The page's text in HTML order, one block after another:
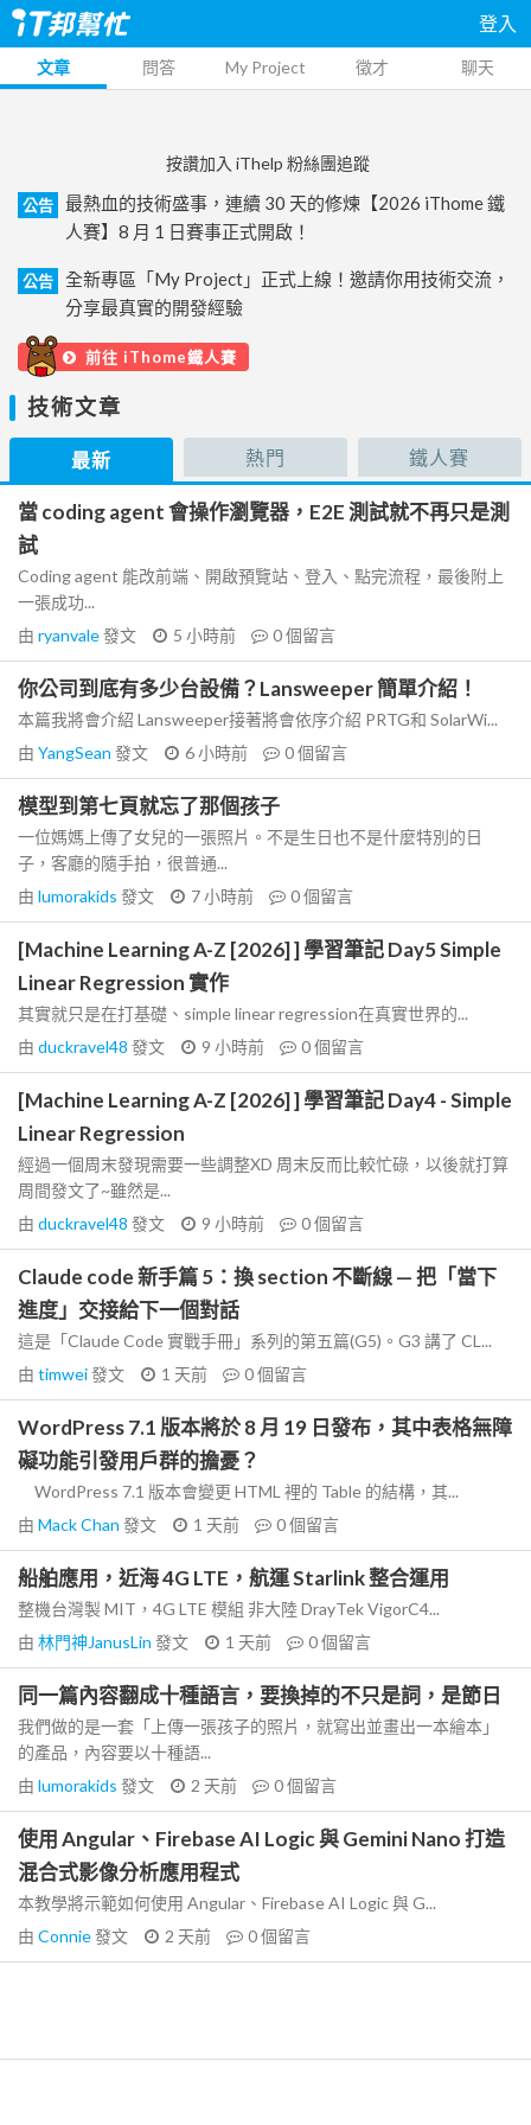
登入
文章 問答 My Project 徵才 聊天
按讚加入 iThelp 粉絲團追蹤
公告
最熱血的技術盛事，連續 30 天的修煉【2026 iThome 鐵
人賽】8 月 1 日賽事正式開啟！
公告
全新專區「My Project」正式上線！邀請你用技術交流，
分享最真實的開發經驗
前往 iThome鐵人賽
技術文章
最新 熱門 鐵人賽
當 coding agent 會操作瀏覽器，E2E 測試就不再只是測
試
Coding agent 能改前端、開啟預覽站、登入、點完流程，最後附上
一張成功...
由 ryanvale發文 5 小時前 0個留言
你公司到底有多少台設備？Lansweeper 簡單介紹！
本篇我將會介紹 Lansweeper接著將會依序介紹 PRTG和 SolarWi...
由 YangSean 發文 6 小時前 0個留言
模型到第七頁就忘了那個孩子
一位媽媽上傳了女兒的一張照片。不是生日也不是什麼特別的日
子，客廳的隨手拍，很普通...
由 lumorakids 發文 7 小時前 0個留言
[Machine Learning A-Z [2026] ] 學習筆記 Day5 Simple
Linear Regression 實作
其實就只是在打基礎、simple linear regression在真實世界的...
由 duckravel48 發文 9 小時前 0個留言
[Machine Learning A-Z [2026] ] 學習筆記 Day4 - Simple
Linear Regression
經過一個周末發現需要一些調整XD 周末反而比較忙碌，以後就打算
周間發文了~雖然是...
由 duckravel48 發文 9 小時前 0個留言
Claude code 新手篇 5：換 section 不斷線 — 把「當下
進度」交接給下一個對話
這是「Claude Code 實戰手冊」系列的第五篇(G5)。G3 講了 CL...
由 timwei發文 1 天前 0個留言
WordPress 7.1 版本將於 8 月 19 日發布，其中表格無障
礙功能引發用戶群的擔憂？
WordPress 7.1 版本會變更 HTML 裡的 Table 的結構，其...
由 Mack Chan 發文 1 天前 0個留言
船舶應用，近海 4G LTE，航運 Starlink 整合運用
整機台灣製 MIT，4G LTE 模組 非大陸 DrayTek VigorC4...
由 林門神JanusLin 發文 1 天前 0個留言
同一篇內容翻成十種語言，要換掉的不只是詞，是節日
我們做的是一套「上傳一張孩子的照片，就寫出並畫出一本繪本」
的產品，內容要以十種語...
由 lumorakids 發文 2 天前 0個留言
使用 Angular、Firebase AI Logic 與 Gemini Nano 打造
混合式影像分析應用程式
本教學將示範如何使用 Angular、Firebase AI Logic 與 G...
由 Connie發文 2 天前 0個留言